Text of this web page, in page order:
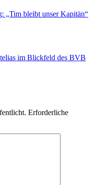
„Tim bleibt unser Kapitän“
im Blickfeld des BVB
Erforderliche